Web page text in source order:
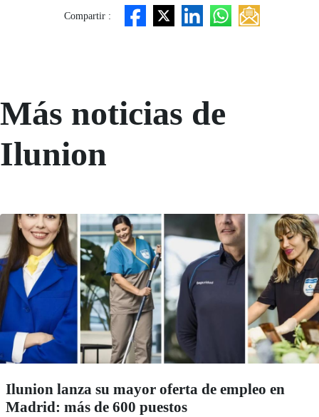
Compartir :
Más noticias de
Ilunion
Ilunion lanza su mayor oferta de empleo en
Madrid: más de 600 puestos